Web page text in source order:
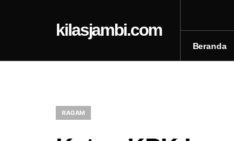
kilasjambi.com
Beranda
RAGAM